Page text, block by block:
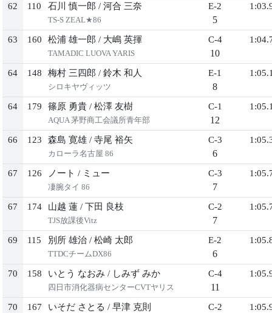
62 110 石川 慎一郎 / 河合 三奈
TS-S ZEAL★86
E-2
5
63 160 松浦 雄一郎 / 大嶋 英揮
TAMADIC LUOVA YARIS
C-4
10
64 148 梅村 三四郎 / 鈴木 和人
シロキヤヴィッツ
E-1
8
64 179 篠原 勇貴 / 松澤 友樹
AQUA 茅野商工会議所青年部
C-1
12
66 123 森島 寛雄 / 寺尾 裕矢
カローラ名古屋 86
C-3
6
67 126 ノート / ミュー
凄腕タイ 86
C-3
7
67 174 山越 蓮 / 下田 良枝
TJS放課後Vitz
C-2
7
69 115 別所 雄治 / 松崎 太郎
TTDCチームDX86
E-2
6
70 158 いとう なおみ / しみず みか
四日市消化器病センターCVTヤリス
C-4
11
70 167 いそだ さとる / 早津 克則 C-2